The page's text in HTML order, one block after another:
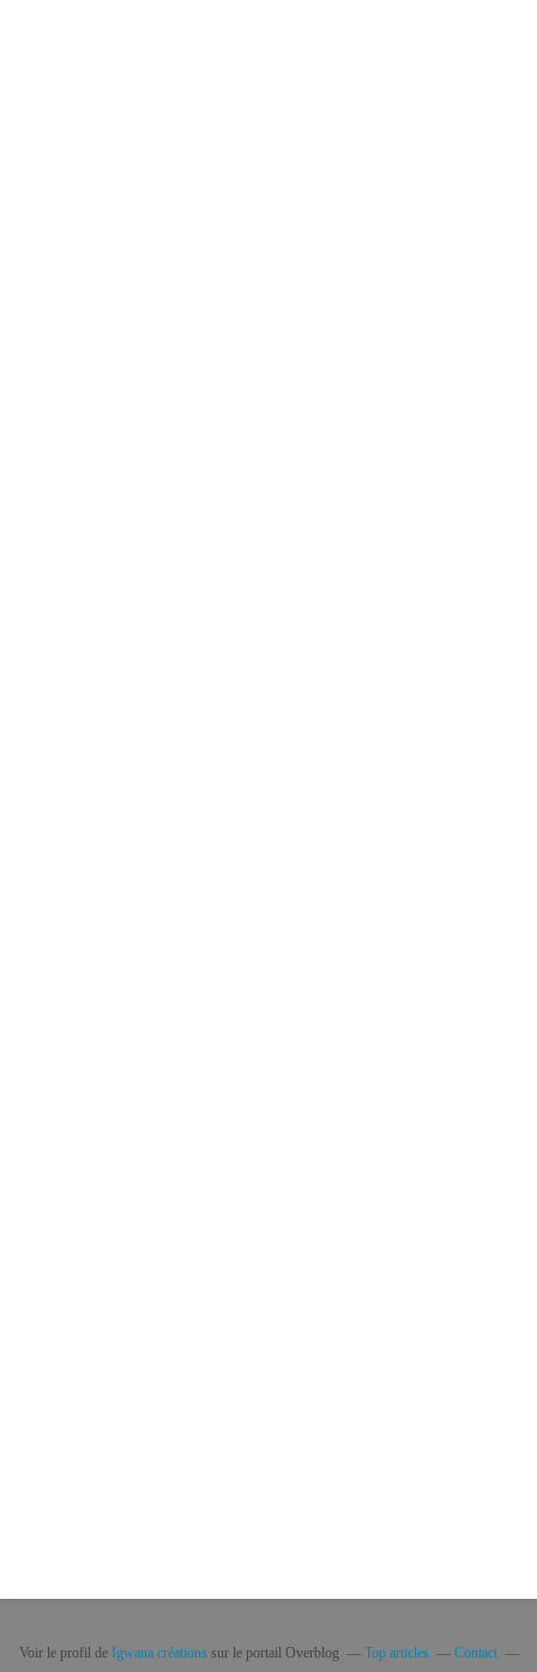
Voir le profil de Igwana créationssur le portail Overblog Top articles Contact